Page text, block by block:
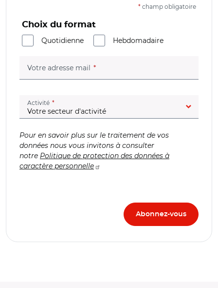
* champ obligatoire
Choix du format
Quotidienne
Hebdomadaire
Votre adresse mail (champ obligatoire)
Activité (champ obligatoire)
Pour en savoir plus sur le traitement de vos
données nous vous invitons à consulter
notre Politique de protection des données à
caractère personnelle